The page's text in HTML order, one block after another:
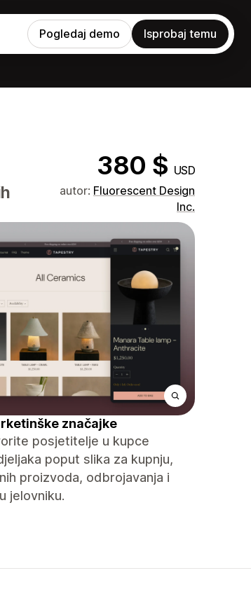
Pogledaj demo Isprobaj temu
380 $ USD
autor: Fluorescent Design
Inc.
značajke
posjetitelje u kupce
poput slika za kupnju,
proizvoda, odbrojavanja i
jelovniku.